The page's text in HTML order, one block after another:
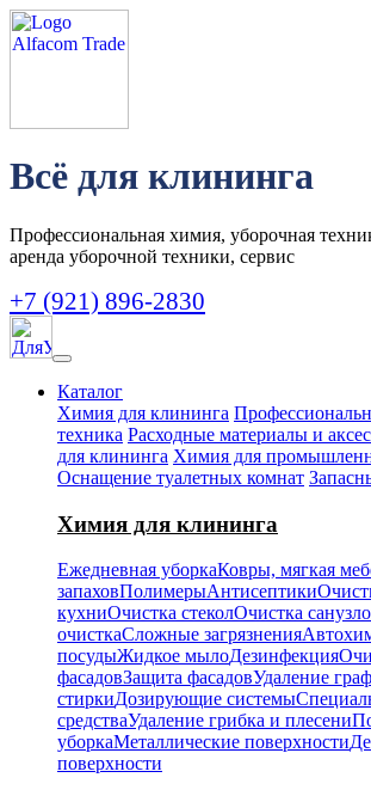
Всё для клининга
Профессиональная химия, уборочная
аренда уборочной техники, сервис
+7 (921) 896-2830
Каталог
Химия для клининга
техника Расходные материалы и
для клининга Химия для
Оснащение туалетных комнат
Химия для клининга
Ежедневная уборкаКовры, мягкая
запаховПолимерыАнтисептики
кухниОчистка стеколОчистка
очисткаСложные загрязнения
посудыЖидкое мылоДезинфекция
фасадовЗащита фасадовУдаление
стиркиДозирующие системы
средстваУдаление грибка и плесени
уборкаМеталлические поверхности
поверхности